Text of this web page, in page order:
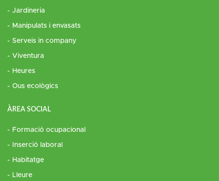
Jardineria
Manipulats i envasats
Serveis in company
Viventura
Heures
Ous ecològics
ÀREA SOCIAL
Formació ocupacional
Inserció laboral
Habitatge
Lleure